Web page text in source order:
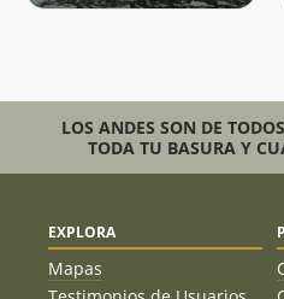
LOS ANDES SON DE
TODA TU BASURA Y
EXPLORA
Mapas